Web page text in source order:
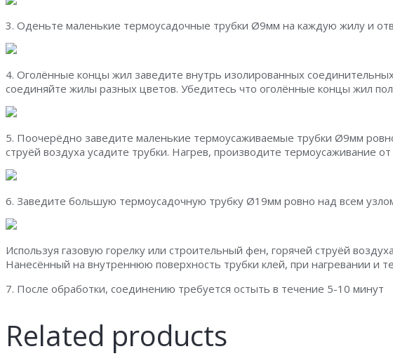
3. Оденьте маленькие термоусадочные трубки Ø9мм на каждую жилу и
4. Оголённые концы жил заведите внутрь изолированных
соединяйте жилы разных цветов. Убедитесь что оголённые концы жил
5. Поочерёдно заведите маленькие термоусаживаемые трубки Ø9мм
струёй воздуха усадите трубки. Нагрев, производите термоусаживание
6. Заведите большую термоусадочную трубку Ø19мм ровно над всем
Используя газовую горелку или строительный фен, горячей струёй
Нанесённый на внутреннюю поверхность трубки клей, при нагревании и
7. После обработки, соединению требуется остыть в течение 5-10 минут
Related products